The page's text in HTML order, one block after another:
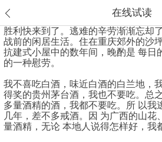
在线试读
首页 分类 值得买
胜利快来到了。逃难的辛劳渐渐忘却
战前的闲居生活。住在重庆郊外的沙
抗建式小屋中的数年间，晚酌是 每日
的一种慰劳。
我不喜吃白酒，味近白酒的白兰地，
得奖的贵州茅台酒，我也不要吃。总
多量酒精的酒，我都不要吃。所 以我
几年，差不多戒酒。因 为广西的山花
量酒精，无论 本地人说得怎样好，我